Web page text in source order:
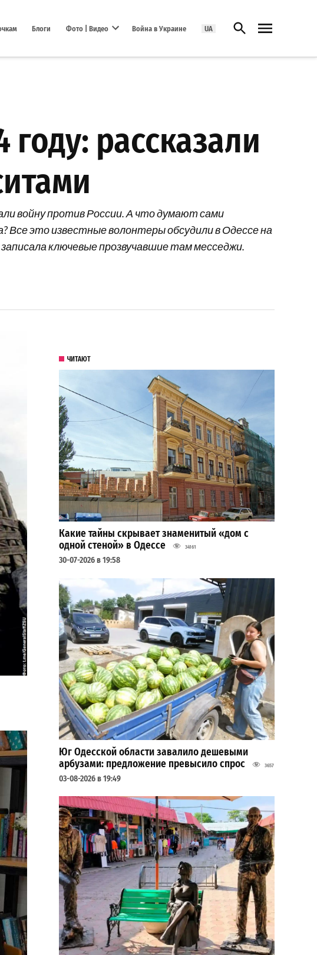
Блоги Фото | Видео Война в Украине UA Открыть поиск
рассказали
войну против России. А что думают сами
Все это известные волонтеры обсудили в Одессе на
ключевые прозвучавшие там месседжи.
ЧИТАЮТ
Какие тайны скрывает знаменитый «дом с
одной стеной» в Одессе
34161
30-07-2026 в 19:58
Юг Одесской области завалило дешевыми
арбузами: предложение превысило спрос
3657
03-08-2026 в 19:49